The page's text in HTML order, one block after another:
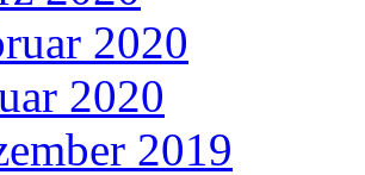
2020
2020
2019